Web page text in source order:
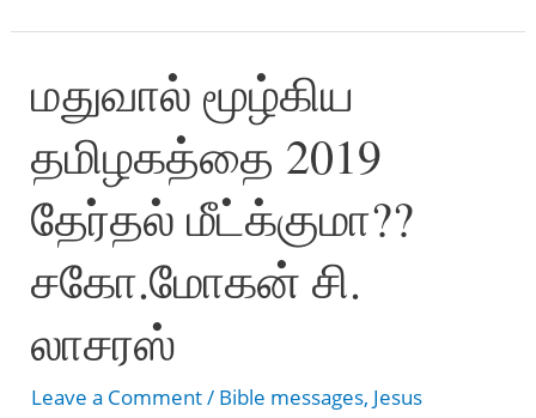
எனக்காக
christian
songs
lyrics
மதுவால் மூழ்கிய
தமிழகத்தை 2019
தேர்தல் மீட்க்குமா??
சகோ.மோகன் சி.
லாசரஸ்
Leave a Comment/ Bible messages, Jesus